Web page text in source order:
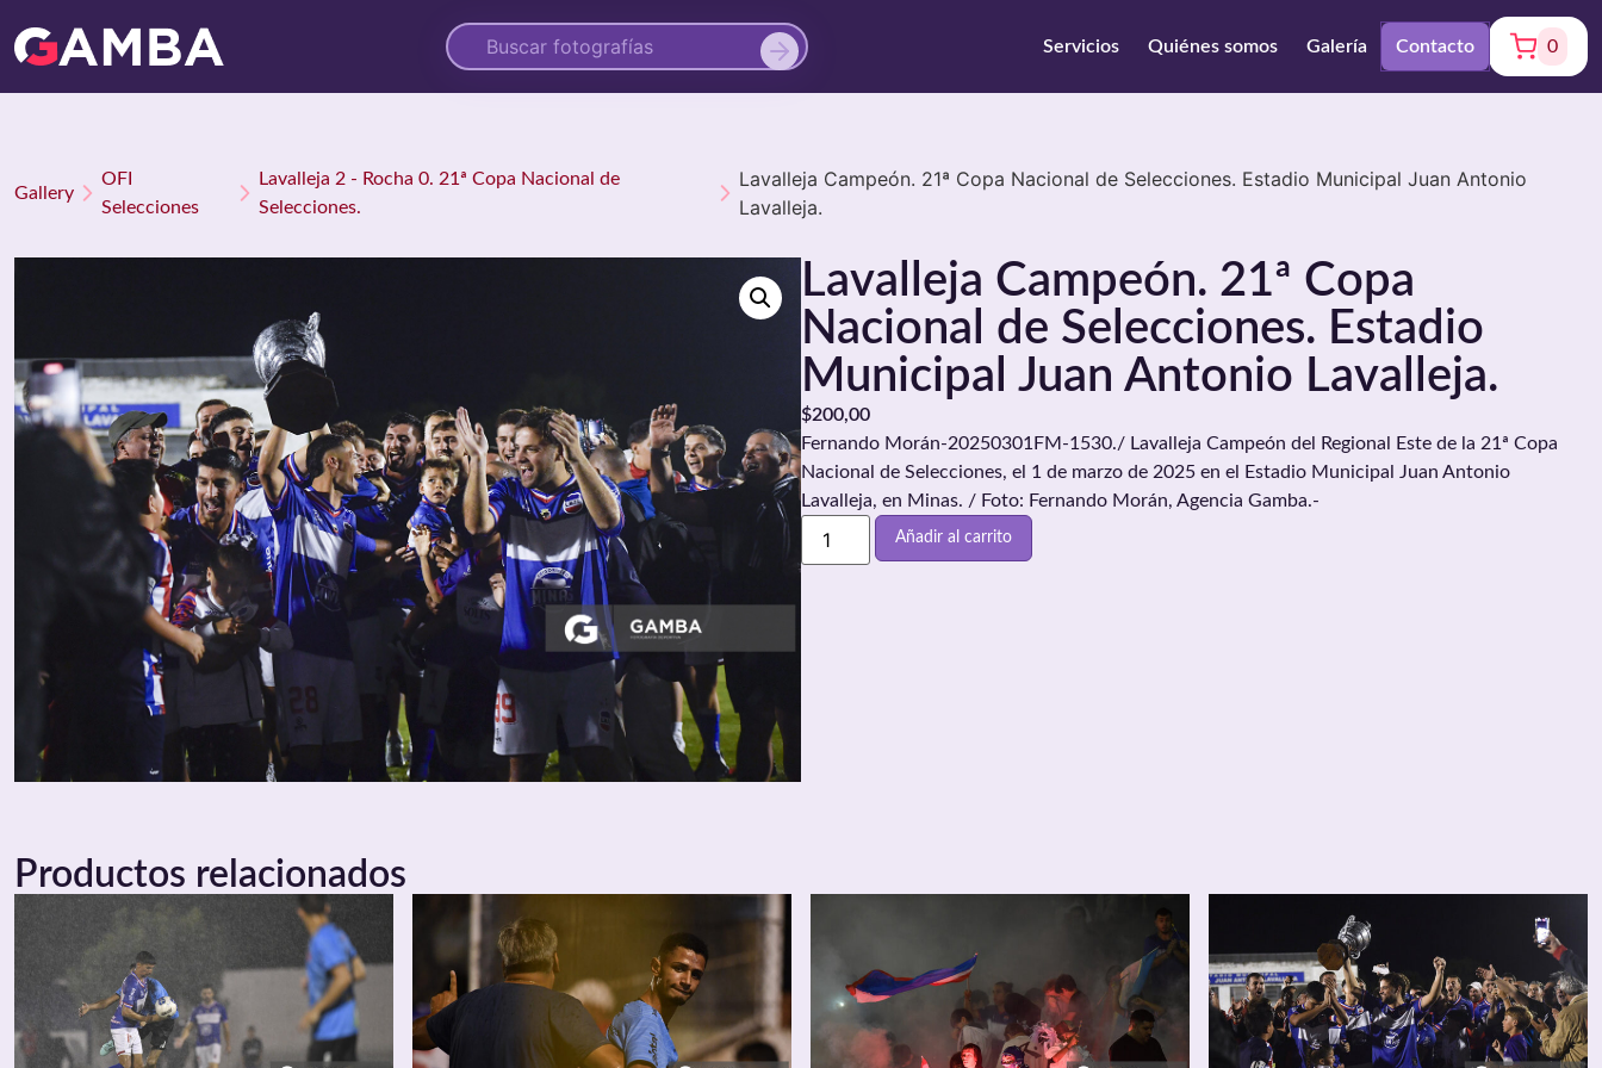
Servicios Quiénes somos Galería Contacto 0
Gallery
OFI
Selecciones
Lavalleja 2 - Rocha 0. 21ª Copa Nacional de
Selecciones.
Lavalleja Campeón. 21ª Copa Nacional de Selecciones. Estadio Municipal Juan Antonio
Lavalleja.
Lavalleja Campeón. 21ª Copa
Nacional de Selecciones. Estadio
Municipal Juan Antonio Lavalleja.
$200,00
Fernando Morán-20250301FM-1530./ Lavalleja Campeón del Regional Este de la 21ª Copa
Nacional de Selecciones, el 1 de marzo de 2025 en el Estadio Municipal Juan Antonio
Lavalleja, en Minas. / Foto: Fernando Morán, Agencia Gamba.-
Añadir al carrito
Productos relacionados